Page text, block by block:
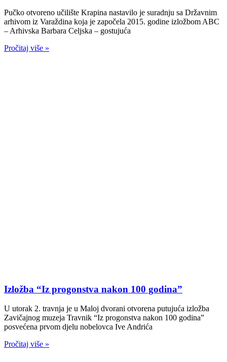
Pučko otvoreno učilište Krapina nastavilo je suradnju sa Državnim
arhivom iz Varaždina koja je započela 2015. godine izložbom ABC
– Arhivska Barbara Celjska – gostujuća
Pročitaj više »
Izložba “Iz progonstva nakon 100 godina”
U utorak 2. travnja je u Maloj dvorani otvorena putujuća izložba
Zavičajnog muzeja Travnik “Iz progonstva nakon 100 godina”
posvećena prvom djelu nobelovca Ive Andrića
Pročitaj više »